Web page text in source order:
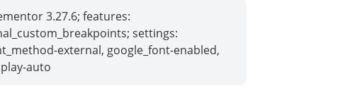
3.27.6; features:
settings:
external, google_font-enabled,
auto